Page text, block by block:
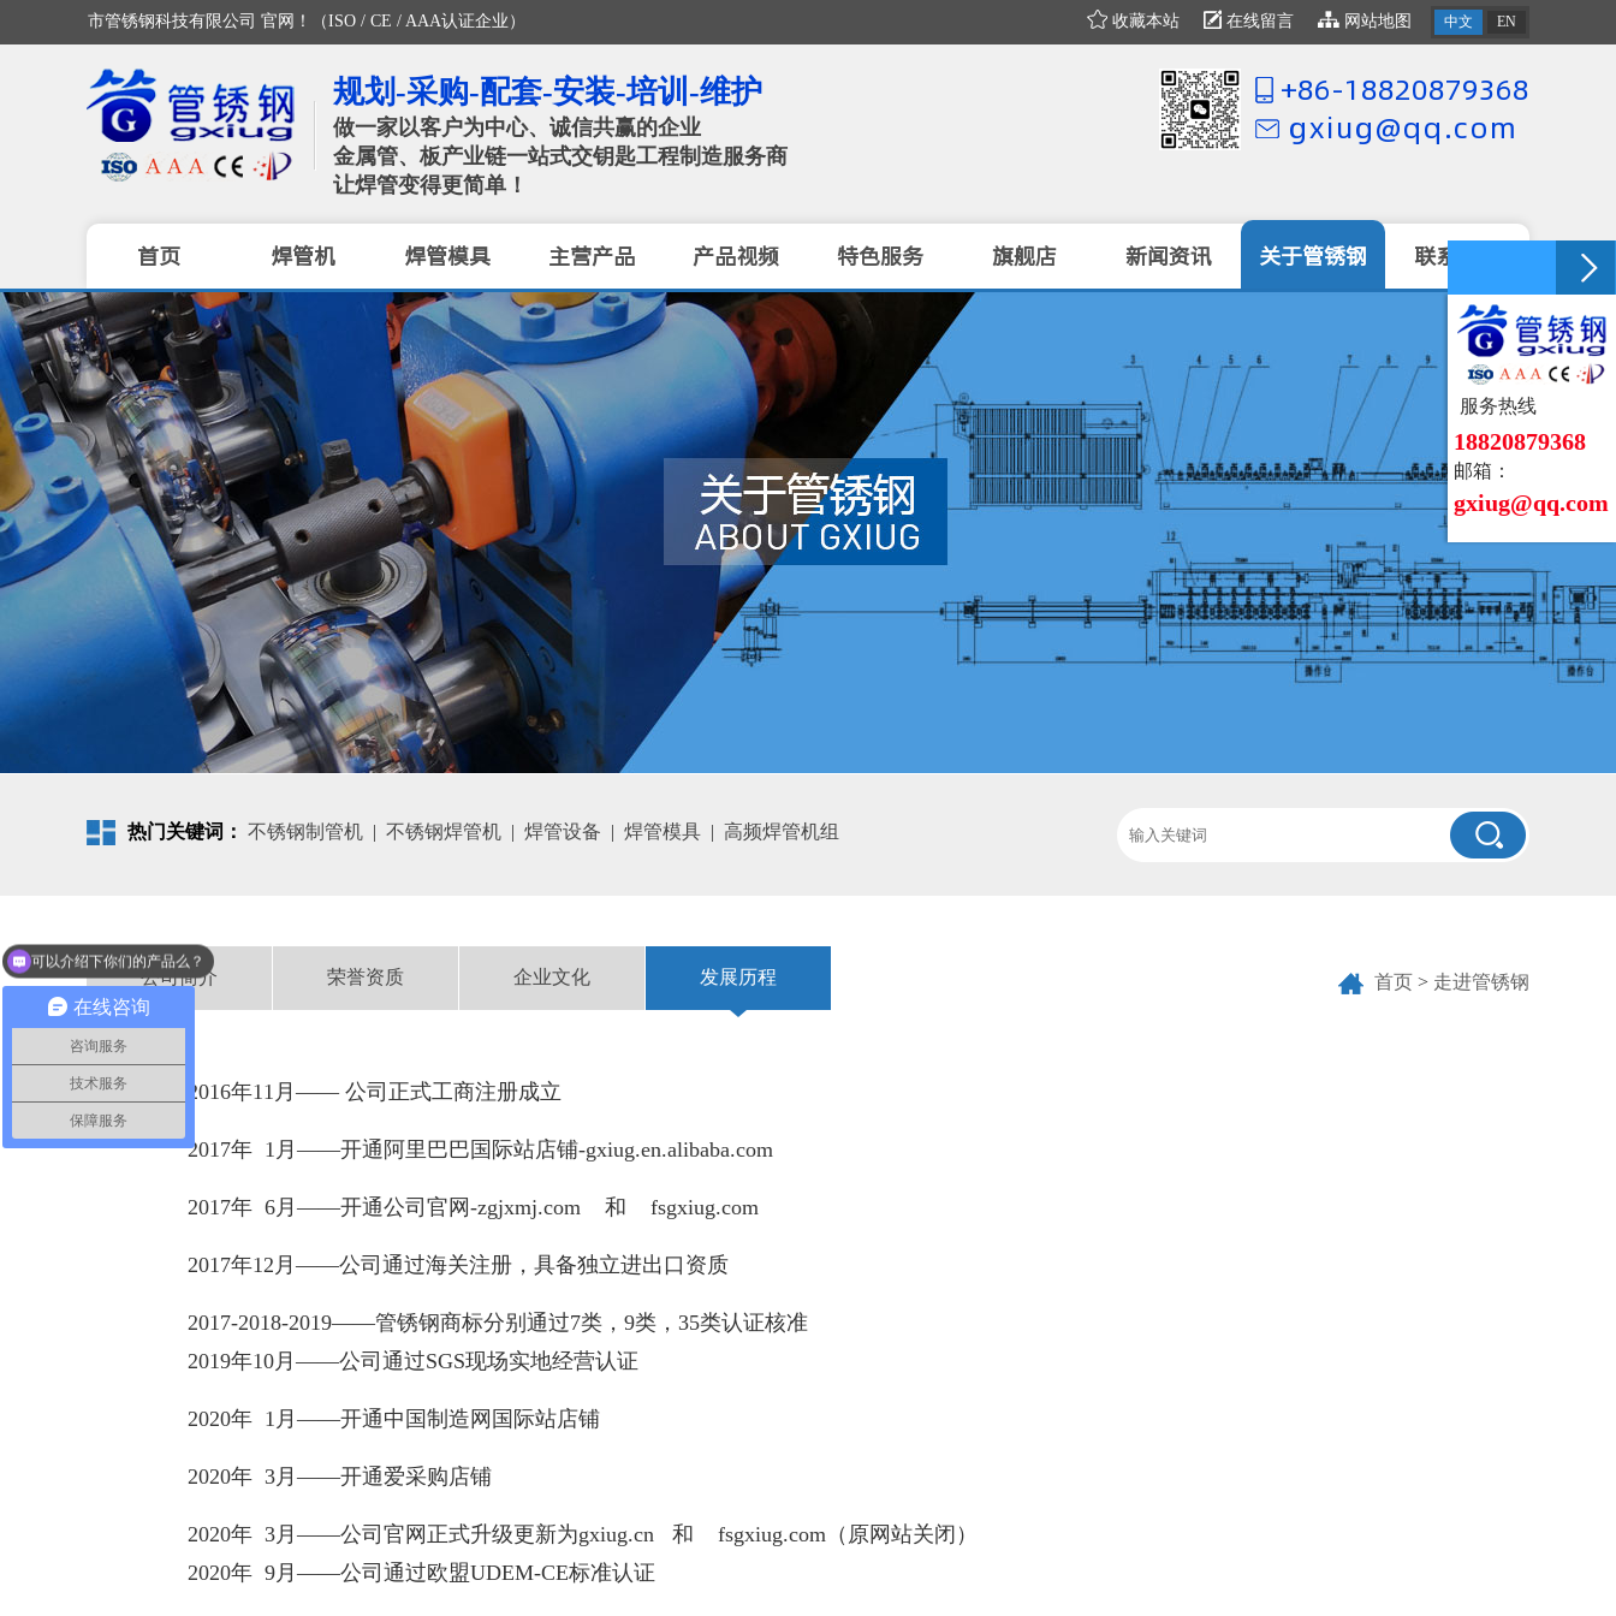
山市管锈钢科技有限公司 官网！（ISO / CE / AAA认证企业） 中文 EN
收藏本站 在线留言 网站地图
规划-采购-配套-安装-培训-维护
做一家以客户为中心、诚信共赢的企业
金属管、板产业链一站式交钥匙工程制造服务商​
让焊管变得更简单！
+86-18820879368
gxiug@qq.com
首页 焊管机 焊管模具 主营产品 产品视频 特色服务 旗舰店 新闻资讯 关于管锈钢 联系我们
热门关键词： 不锈钢制管机 | 不锈钢焊管机 | 焊管设备 | 焊管模具 | 高频焊管机组
公司简介 荣誉资质 企业文化 发展历程 首页 > 走进管锈钢
2016年11月—— 公司正式工商注册成立
2017年 1月——开通阿里巴巴国际站店铺-gxiug.en.alibaba.com
2017年 6月——开通公司官网-zgjxmj.com 和 fsgxiug.com
2017年12月——公司通过海关注册，具备独立进出口资质
2017-2018-2019——管锈钢商标分别通过7类，9类，35类认证核准
2019年10月——公司通过SGS现场实地经营认证
2020年 1月——开通中国制造网国际站店铺
2020年 3月——开通爱采购店铺
2020年 3月——公司官网正式升级更新为gxiug.cn 和 fsgxiug.com（原网站关闭）
2020年 9月——公司通过欧盟UDEM-CE标准认证
在线咨询
咨询服务
技术服务
保障服务
可以介绍下你们的产品么？
服务热线
18820879368
邮箱：